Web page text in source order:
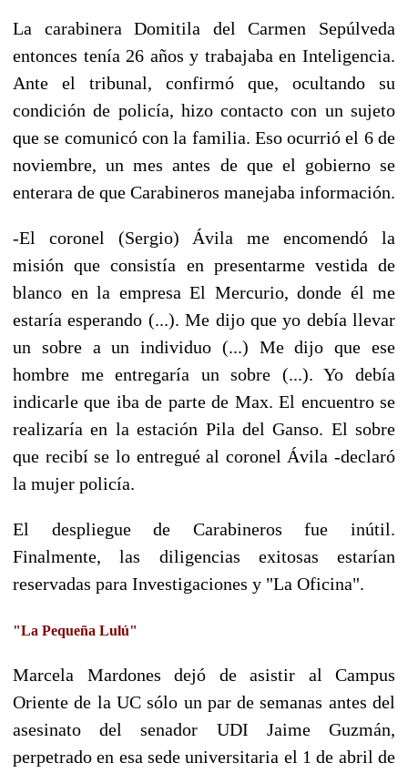
La carabinera Domitila del Carmen Sepúlveda
entonces tenía 26 años y trabajaba en Inteligencia.
Ante el tribunal, confirmó que, ocultando su
condición de policía, hizo contacto con un sujeto
que se comunicó con la familia. Eso ocurrió el 6 de
noviembre, un mes antes de que el gobierno se
enterara de que Carabineros manejaba información.
-El coronel (Sergio) Ávila me encomendó la
misión que consistía en presentarme vestida de
blanco en la empresa El Mercurio, donde él me
estaría esperando (...). Me dijo que yo debía llevar
un sobre a un individuo (...) Me dijo que ese
hombre me entregaría un sobre (...). Yo debía
indicarle que iba de parte de Max. El encuentro se
realizaría en la estación Pila del Ganso. El sobre
que recibí se lo entregué al coronel Ávila -declaró
la mujer policía.
El despliegue de Carabineros fue inútil.
Finalmente, las diligencias exitosas estarían
reservadas para Investigaciones y "La Oficina".
"La Pequeña Lulú"
Marcela Mardones dejó de asistir al Campus
Oriente de la UC sólo un par de semanas antes del
asesinato del senador UDI Jaime Guzmán,
perpetrado en esa sede universitaria el 1 de abril de